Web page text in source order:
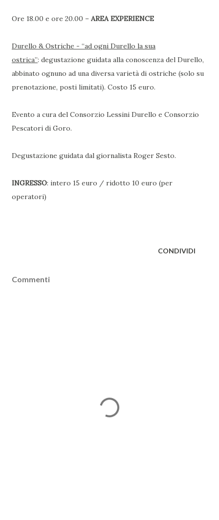
Ore 18.00 e ore 20.00 – AREA EXPERIENCE
Durello & Ostriche - “ad ogni Durello la sua
ostrica”: degustazione guidata alla conoscenza del Durello,
abbinato ognuno ad una diversa varietà di ostriche (solo su
prenotazione, posti limitati). Costo 15 euro.
Evento a cura del Consorzio Lessini Durello e Consorzio
Pescatori di Goro.
Degustazione guidata dal giornalista Roger Sesto.
INGRESSO: intero 15 euro / ridotto 10 euro (per
operatori)
CONDIVIDI
Commenti